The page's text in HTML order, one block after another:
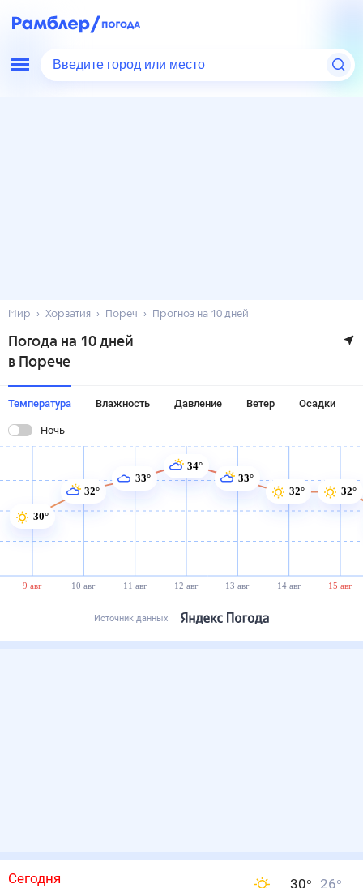
Введите город или место
Мир Хорватия Пореч Прогноз на 10 дней
Погода на 10 дней
в Порече
Температура Влажность Давление Ветер Осадки
Ночь
9 авг 10 авг 11 авг 12 авг 13 авг 14 авг 15 авг
30°
32°
33°
34°
33°
32°
32°
Источник данных
Сегодня 30° 26°